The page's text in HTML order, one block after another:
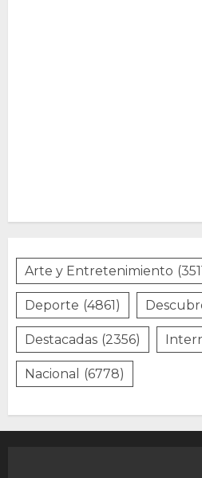
Arte y Entretenimiento
Deporte (4861)
Destacadas (2356)
Nacional (6778)